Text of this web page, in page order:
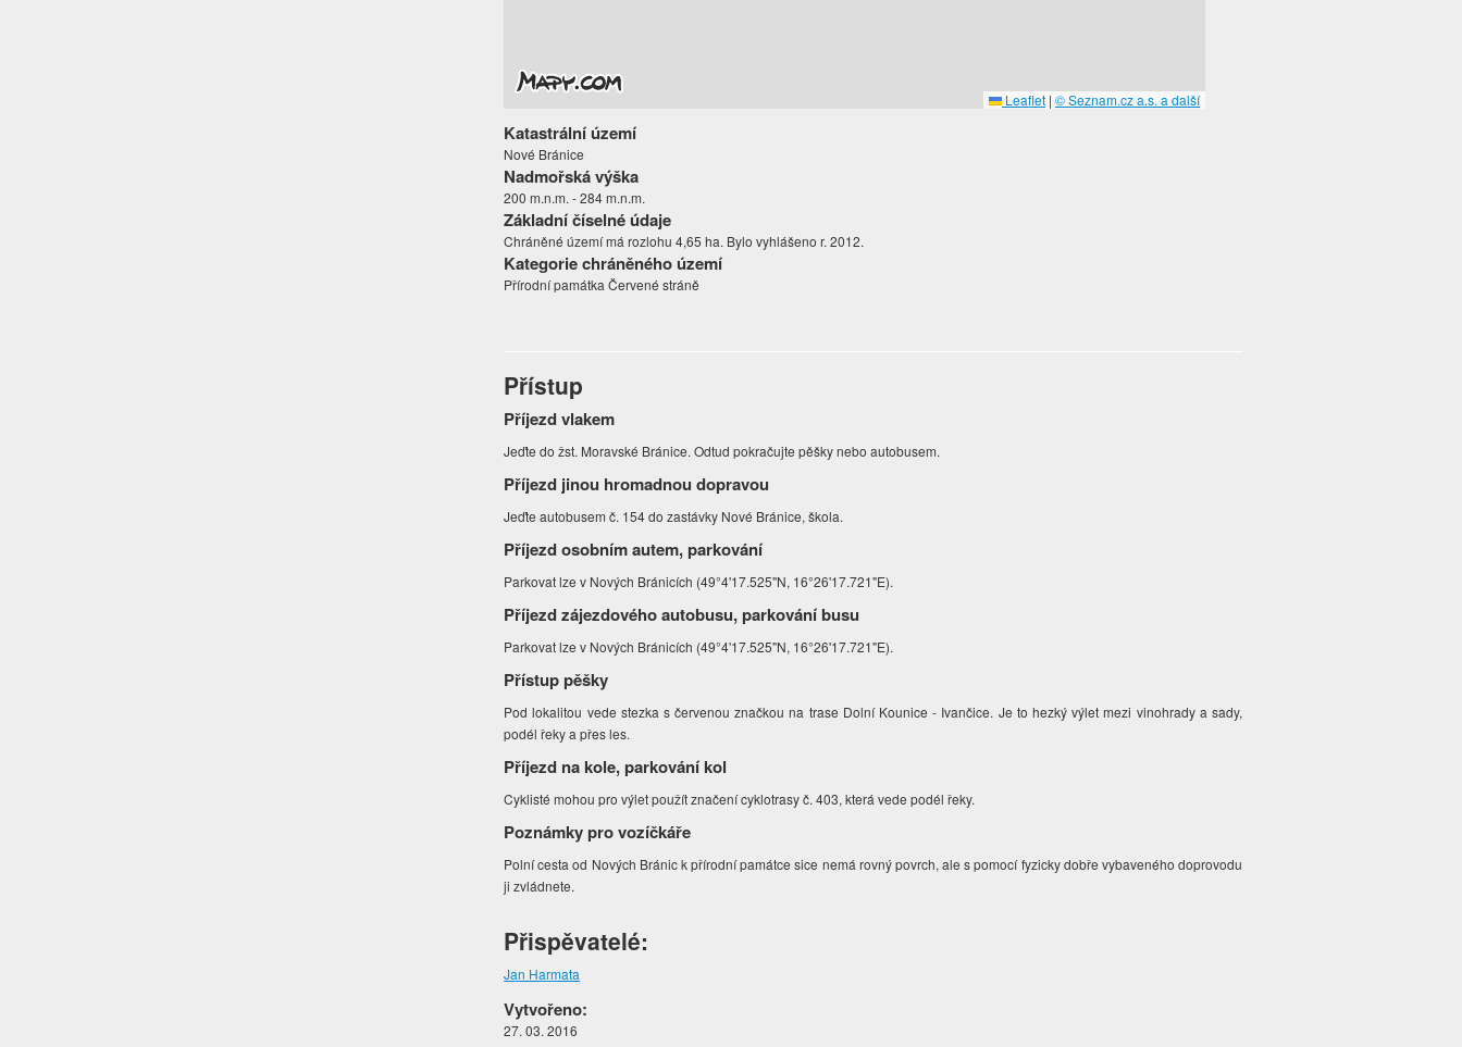
Leaflet | © Seznam.cz a.s. a další
Katastrální území
Nové Bránice
Nadmořská výška
200 m.n.m. - 284 m.n.m.
Základní číselné údaje
Chráněné území má rozlohu 4,65 ha. Bylo vyhlášeno r. 2012.
Kategorie chráněného území
Přírodní památka Červené stráně
Přístup
Příjezd vlakem
Jeďte do žst. Moravské Bránice. Odtud pokračujte pěšky nebo autobusem.
Příjezd jinou hromadnou dopravou
Jeďte autobusem č. 154 do zastávky Nové Bránice, škola.
Příjezd osobním autem, parkování
Parkovat lze v Nových Bránicích (49°4'17.525"N, 16°26'17.721"E).
Příjezd zájezdového autobusu, parkování busu
Parkovat lze v Nových Bránicích (49°4'17.525"N, 16°26'17.721"E).
Přístup pěšky
Pod lokalitou vede stezka s červenou značkou na trase Dolní Kounice - Ivančice. Je to hezký výlet mezi vinohrady a sady,
podél řeky a přes les.
Příjezd na kole, parkování kol
Cyklisté mohou pro výlet použít značení cyklotrasy č. 403, která vede podél řeky.
Poznámky pro vozíčkáře
Polní cesta od Nových Bránic k přírodní památce sice nemá rovný povrch, ale s pomocí fyzicky dobře vybaveného doprovodu
ji zvládnete.
Přispěvatelé:
Jan Harmata
Vytvořeno:
27. 03. 2016